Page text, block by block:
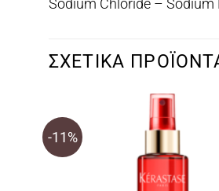
Sodium Chloride –
ΣΧΕΤΙΚΆ
-11%